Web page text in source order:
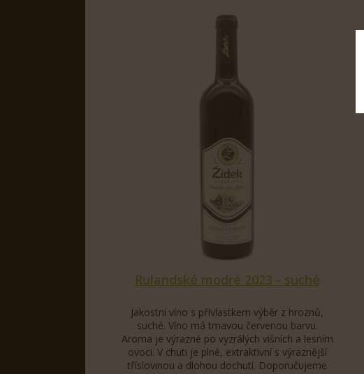
Rulandské modré 2023 - suché
Jakostní víno s přívlastkem výběr z hroznů,
suché. Víno má tmavou červenou barvu.
Aroma je výrazné po vyzrálých višních a lesním
ovoci. V chuti je plné, extraktivní s výraznější
tříslovinou a dlohou dochutí. Doporučujeme